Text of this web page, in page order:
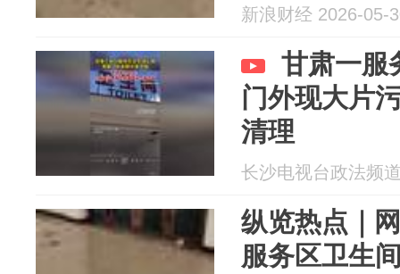
争取尽快开
新浪财经 2026-05-
甘肃一服
门外现大片
清理
长沙电视台政法频
纵览热点｜
服务区卫生